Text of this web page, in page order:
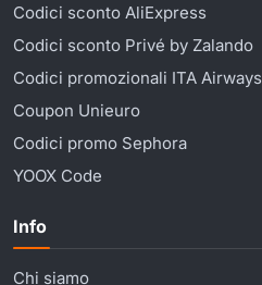
Codici sconto AliExpress
Codici sconto Privé by Zalando
Codici promozionali ITA Airways
Coupon Unieuro
Codici promo Sephora
YOOX Code
Info
Chi siamo